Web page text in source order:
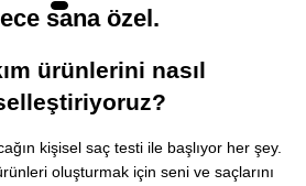
sana özel.
ürünlerini nasıl
kişisel saç testi ile başlıyor her şey.
oluşturmak için seni ve saçlarını